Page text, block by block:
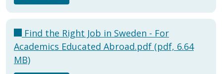
Find the Right Job in Sweden - For
Academics Educated Abroad.pdf (pdf, 6.64
MB)